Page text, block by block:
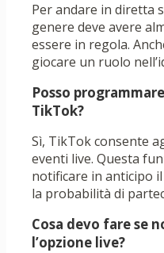
Per andare in diretta
genere deve avere
essere in regola.
giocare un ruolo
Posso
TikTok?
Sì, TikTok consente
eventi live. Questa
notificare in anticipo
la probabilità di
Cosa devo fare se
l’opzione live?